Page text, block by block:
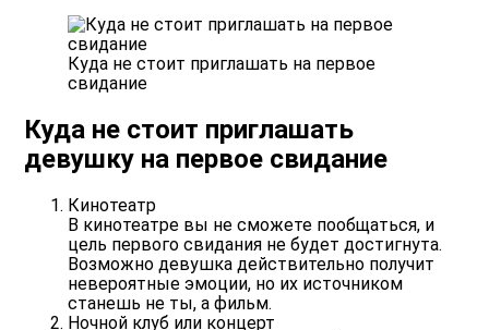
Куда не стоит приглашать на первое
свидание
Куда не стоит приглашать
девушку на первое свидание
Кинотеатр
В кинотеатре вы не сможете пообщаться, и
цель первого свидания не будет достигнута.
Возможно девушка действительно получит
невероятные эмоции, но их источником
станешь не ты, а фильм.
Ночной клуб или концерт